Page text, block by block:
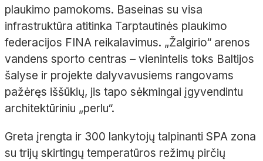
plaukimo pamokoms. Baseinas su visa
infrastruktūra atitinka Tarptautinės plaukimo
federacijos FINA reikalavimus. „Žalgirio“ arenos
vandens sporto centras – vienintelis toks Baltijos
šalyse ir projekte dalyvavusiems rangovams
pažėręs iššūkių, jis tapo sėkmingai įgyvendintu
architektūriniu „perlu“.
Greta įrengta ir 300 lankytojų talpinanti SPA zona
su trijų skirtingų temperatūros režimų pirčių